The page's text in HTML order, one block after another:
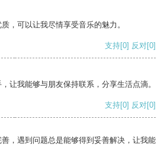
，可以让我尽情享受音乐的魅力。
支持[0] 反对[0]
让我能够与朋友保持联系，分享生活点滴。
支持[0] 反对[0]
，遇到问题总是能够得到妥善解决，让我能